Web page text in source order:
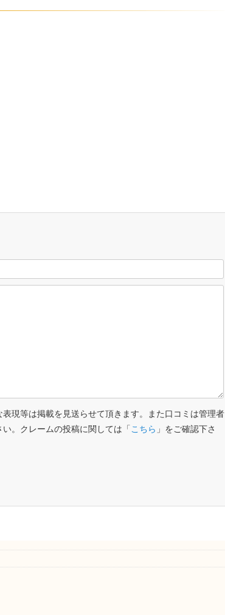
現等は掲載を見送らせて頂きます。また口コミは管理者
。クレームの投稿に関しては「 こちら 」をご確認下さ